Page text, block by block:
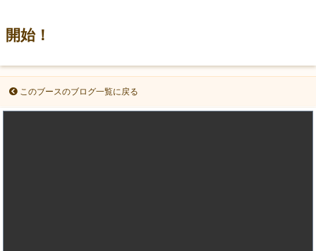
開始！
このブースのブログ一覧に戻る